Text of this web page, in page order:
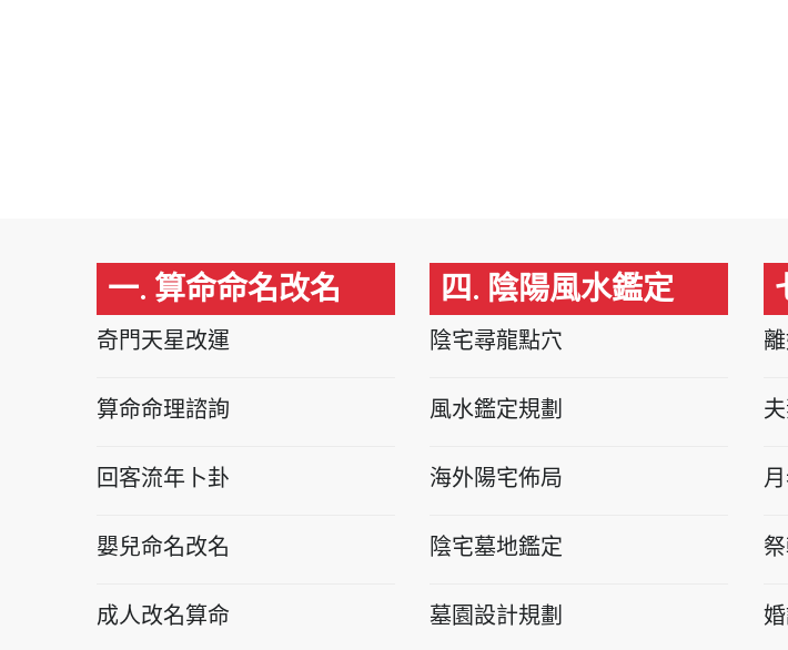
一. 算命命名改名
奇門天星改運
算命命理諮詢
回客流年卜卦
嬰兒命名改名
成人改名算命
四. 陰陽風水鑑定
陰宅尋龍點穴
風水鑑定規劃
海外陽宅佈局
陰宅墓地鑑定
墓園設計規劃